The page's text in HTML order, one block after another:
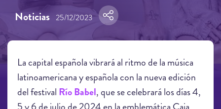
Noticias 25/12/2023
La capital española vibrará al ritmo de la música
latinoamericana y española con la nueva edición
del festival Río Babel, que se celebrará los días 4,